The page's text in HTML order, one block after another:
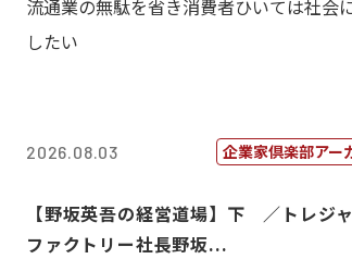
流通業の無駄を省き消費者ひいては社会
したい
2026.08.03 企業家倶楽部アー
【野坂英吾の経営道場】下 ／トレジャ
ファクトリー社長野坂...